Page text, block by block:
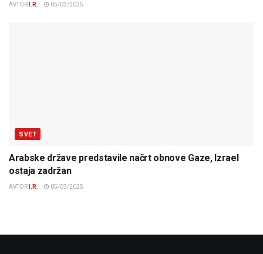
AVTOR I.R. 05/03/2025
SVET
Arabske države predstavile načrt obnove Gaze, Izrael
ostaja zadržan
AVTOR I.R. 05/03/2025